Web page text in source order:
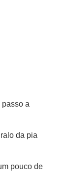
a
da pia
pouco de